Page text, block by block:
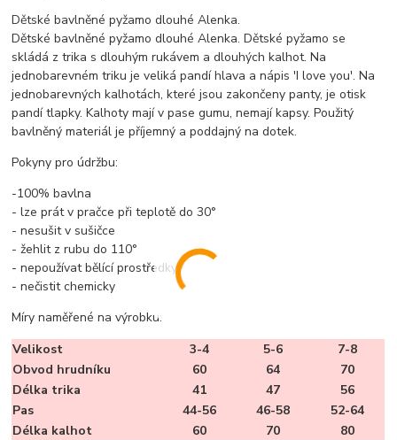
Dětské bavlněné pyžamo dlouhé Alenka.
Dětské bavlněné pyžamo dlouhé Alenka. Dětské pyžamo se
skládá z trika s dlouhým rukávem a dlouhých kalhot. Na
jednobarevném triku je veliká pandí hlava a nápis 'I love you'. Na
jednobarevných kalhotách, které jsou zakončeny panty, je otisk
pandí tlapky. Kalhoty mají v pase gumu, nemají kapsy. Použitý
bavlněný materiál je příjemný a poddajný na dotek.
Pokyny pro údržbu:
-100% bavlna
- lze prát v pračce při teplotě do 30°
- nesušit v sušičce
- žehlit z rubu do 110°
- nepoužívat bělící prostředky
- nečistit chemicky
Míry naměřené na výrobku:
Velikost
3-4 5-6
7-8
Obvod hrudníku
60 64
70
Délka trika
41 47
56
Pas
44-56 46-58
52-64
Délka kalhot
60 70
80